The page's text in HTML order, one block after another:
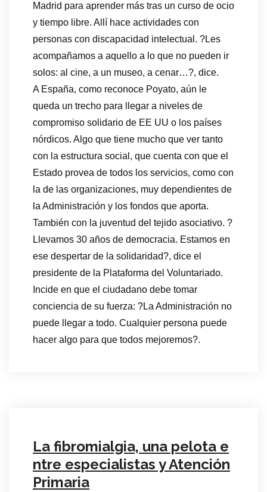
Madrid para aprender más tras un curso de ocio
y tiempo libre. Allí hace actividades con
personas con discapacidad intelectual. ?Les
acompañamos a aquello a lo que no pueden ir
solos: al cine, a un museo, a cenar…?, dice.
A España, como reconoce Poyato, aún le
queda un trecho para llegar a niveles de
compromiso solidario de EE UU o los países
nórdicos. Algo que tiene mucho que ver tanto
con la estructura social, que cuenta con que el
Estado provea de todos los servicios, como con
la de las organizaciones, muy dependientes de
la Administración y los fondos que aporta.
También con la juventud del tejido asociativo. ?
Llevamos 30 años de democracia. Estamos en
ese despertar de la solidaridad?, dice el
presidente de la Plataforma del Voluntariado.
Incide en que el ciudadano debe tomar
conciencia de su fuerza: ?La Administración no
puede llegar a todo. Cualquier persona puede
hacer algo para que todos mejoremos?.
La fibromialgia, una pelota e
ntre especialistas y Atención
Primaria